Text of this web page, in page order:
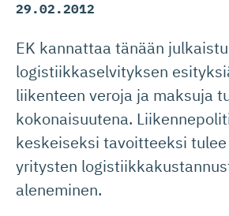
29.02.2012
EK kannattaa tänään
logistiikkaselvityksen
liikenteen veroja ja maksuja
kokonaisuutena.
keskeiseksi tavoitteeksi
yritysten
aleneminen.